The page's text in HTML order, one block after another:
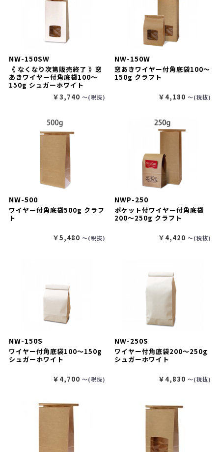
NW-150SW
《 なくなり次第販売終了 》窓
あきワイヤー付角底袋100～
150g シュガーホワイト
￥3,740 〜(税抜)
NW-150W
窓あきワイヤー付角底袋100～
150g クラフト
￥4,180 〜(税抜)
NW-500
ワイヤー付角底袋500g クラフ
ト
￥5,480 〜(税抜)
NWP-250
ポケット付ワイヤー付角底袋
200～250g クラフト
￥4,420 〜(税抜)
NW-150S
ワイヤー付角底袋100～150g
シュガーホワイト
￥4,700 〜(税抜)
NW-250S
ワイヤー付角底袋200～250g
シュガーホワイト
￥4,830 〜(税抜)